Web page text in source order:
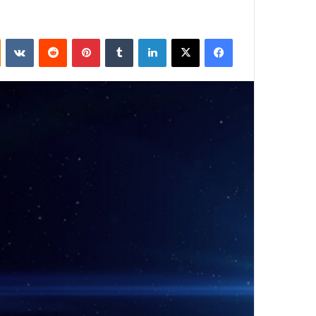
فيسبوك
‫X لينكدإن بينتيريست